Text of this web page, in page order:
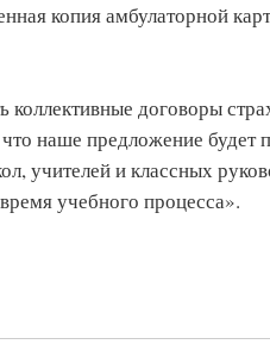
копия амбулаторной
коллективные договоры
наше предложение будет
учителей и классных
учебного процесса».